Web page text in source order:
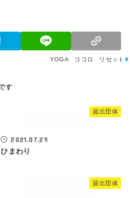
YOGA ココロ リセット
届出団体
2021.07.29
ひまわり
届出団体